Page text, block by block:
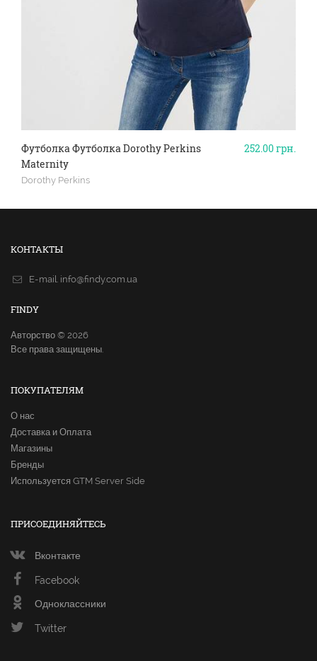
252.00грн.
Футболка Футболка Dorothy Perkins
Maternity
Dorothy Perkins
КОНТАКТЫ
E-mail. info@findy.com.ua
FINDY
Авторство © 2026
Все права защищены.
ПОКУПАТЕЛЯМ
О нас
Доставка и Оплата
Магазины
Бренды
Используется GTM Server Side
ПРИСОЕДИНЯЙТЕСЬ
Вконтакте
Facebook
Одноклассники
Twitter